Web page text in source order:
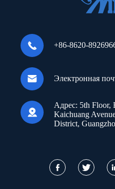
 +86-8620-
 Электронная

Адрес: 5th Floor,
Kaichuang
District,
 